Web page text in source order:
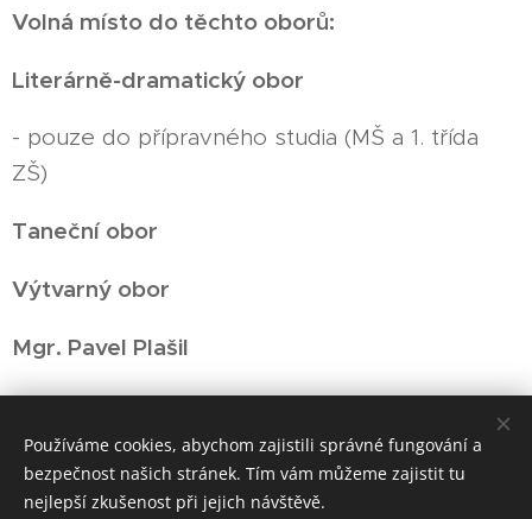
Volná místo do těchto oborů:
Literárně-dramatický obor
- pouze do přípravného studia (MŠ a 1. třída
ZŠ)
Taneční obor
Výtvarný obor
Mgr. Pavel Plašil
Share
Používáme cookies, abychom zajistili správné fungování a
bezpečnost našich stránek. Tím vám můžeme zajistit tu
nejlepší zkušenost při jejich návštěvě.